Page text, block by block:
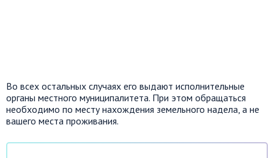
Во всех остальных случаях его выдают исполнительные
органы местного муниципалитета. При этом обращаться
необходимо по месту нахождения земельного надела, а не
вашего места проживания.